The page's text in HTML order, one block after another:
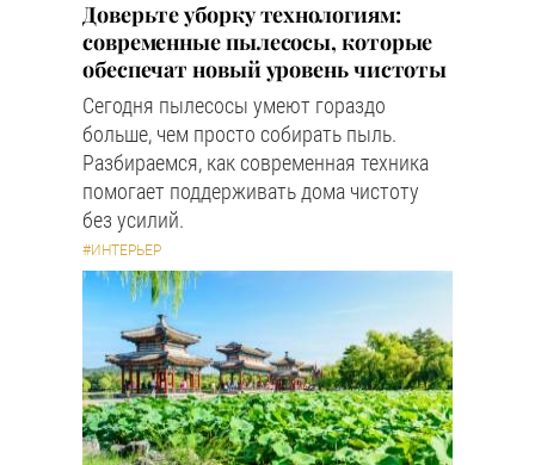
Доверьте уборку технологиям:
современные пылесосы, которые
обеспечат новый уровень чистоты
Сегодня пылесосы умеют гораздо
больше, чем просто собирать пыль.
Разбираемся, как современная техника
помогает поддерживать дома чистоту
без усилий.
#ИНТЕРЬЕР